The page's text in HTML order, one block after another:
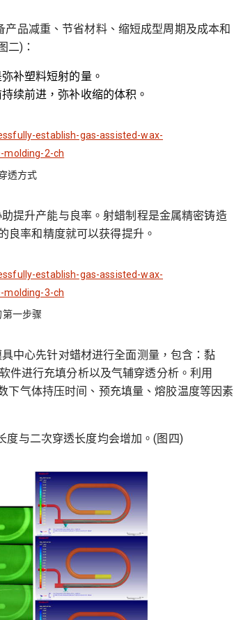
品减重、节省材料、缩短成型周期及成本和
二)：
补塑料短射的量。
续前进，弥补收缩的体积。
透方式
提升产能与良率。射蜡制程是金属精密铸造
良率和精度就可以获得提升。
一步骤
中心先针对蜡材进行全面测量，包含：黏
件进行充填分析以及气辅穿透分析。利用
下气体持压时间、预充填量、熔胶温度等因素
度与二次穿透长度均会增加。(图四)